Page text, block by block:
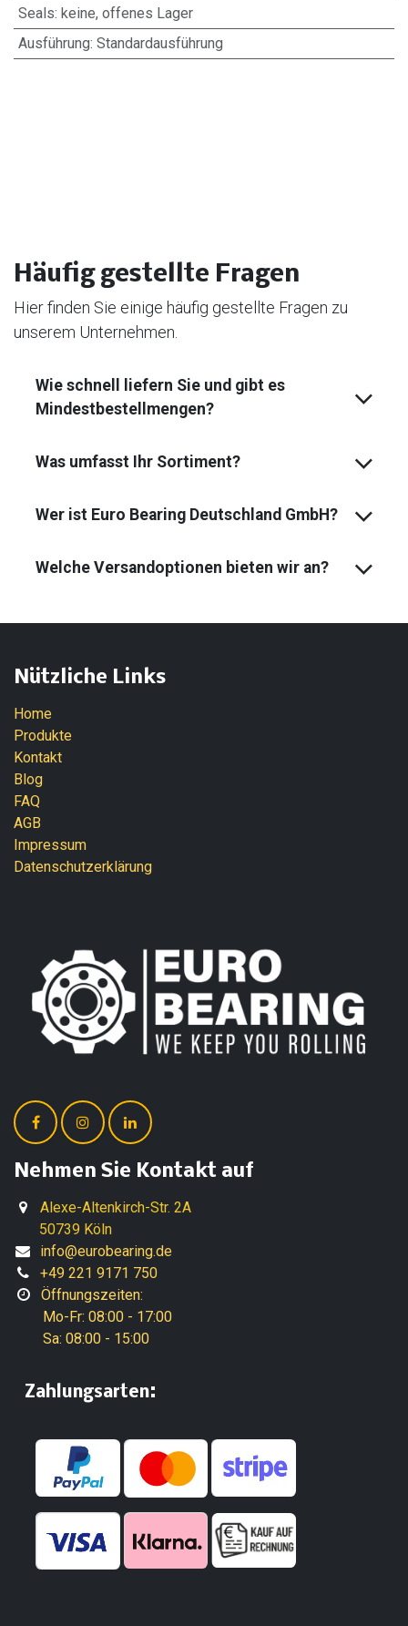
Seals: keine, offenes Lager
Ausführung: Standardausführung
Häufig gestellte Fragen
Hier finden Sie einige häufig gestellte Fragen zu
unserem Unternehmen.
Wie schnell liefern Sie und gibt es
Mindest­bestell­mengen?
Was umfasst Ihr Sortiment?
Wer ist Euro Bearing Deutschland GmbH?
Welche Versandoptionen bieten wir an?
Nützliche Links
Home
Produkte
Kontakt
Blog
FAQ
AGB
Impressum
Datenschutzerklärung
Nehmen Sie Kontakt auf
Alexe-Altenkirch-Str. 2A
50739 Köln
info@eurobearing.de
+49 221 9171 750
Öffnungszeiten:
Mo-Fr: 08:00 - 17:00
Sa: 08:00 - 15:00
​Zahlungsarten: